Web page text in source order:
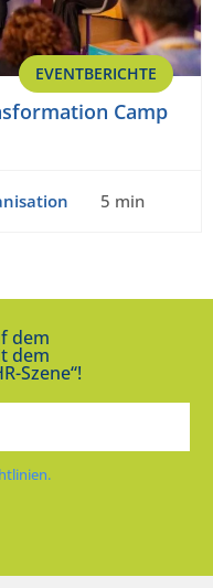
EVENTBERICHTE
Camp
5 min
dem
dem
Szene“!